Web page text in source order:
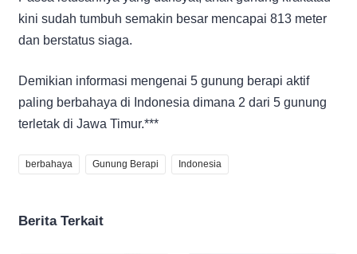
kini sudah tumbuh semakin besar mencapai 813 meter
dan berstatus siaga.
Demikian informasi mengenai 5 gunung berapi aktif
paling berbahaya di Indonesia dimana 2 dari 5 gunung
terletak di Jawa Timur.***
berbahaya Gunung Berapi Indonesia
Berita Terkait